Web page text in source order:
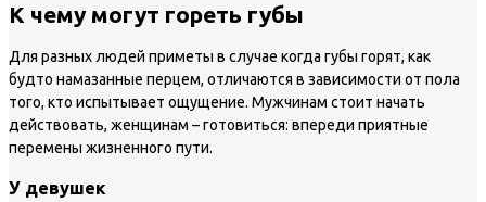
К чему могут гореть губы
Для разных людей приметы в случае когда губы горят, как
будто намазанные перцем, отличаются в зависимости от пола
того, кто испытывает ощущение. Мужчинам стоит начать
действовать, женщинам – готовиться: впереди приятные
перемены жизненного пути.
У девушек